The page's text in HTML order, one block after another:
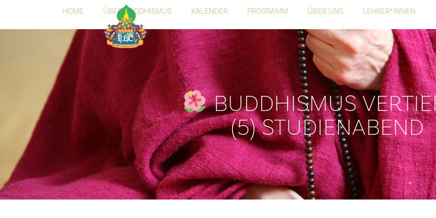
HOME ÜBER BUDDHISMUS KALENDER PROGRAMM ÜBER UNS LEHRER*INNEN
BUDDHISMUS
(5) STUDIENABEND